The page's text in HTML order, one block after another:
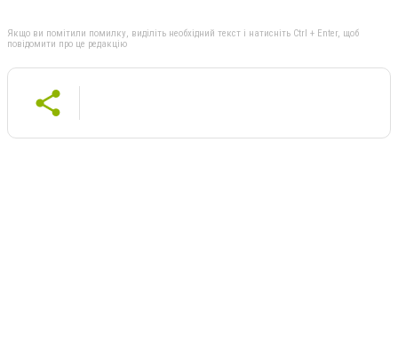
Якщо ви помітили помилку, виділіть необхідний текст і натисніть Ctrl + Enter, щоб
повідомити про це редакцію